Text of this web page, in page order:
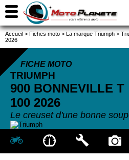
Accueil > Fiches moto > La marque Triumph >
2026
FICHE MOTO
TRIUMPH
900 BONNEVILLE T
100 2026
Le creuset d'une bonne